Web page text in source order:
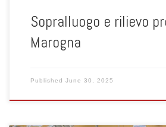
Sopralluogo e rilievo
Marogna
Published June 30, 2025